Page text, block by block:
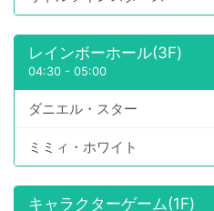
レインボーホール(3F)
04:30 - 05:00
ダニエル・スター
ミミィ・ホワイト
キャラクターゲーム(1F)